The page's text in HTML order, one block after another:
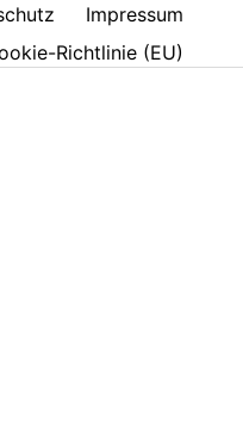
Impressum
Richtlinie (EU)